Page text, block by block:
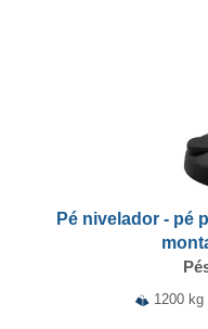
Pé nivelador - pé
1200 kg